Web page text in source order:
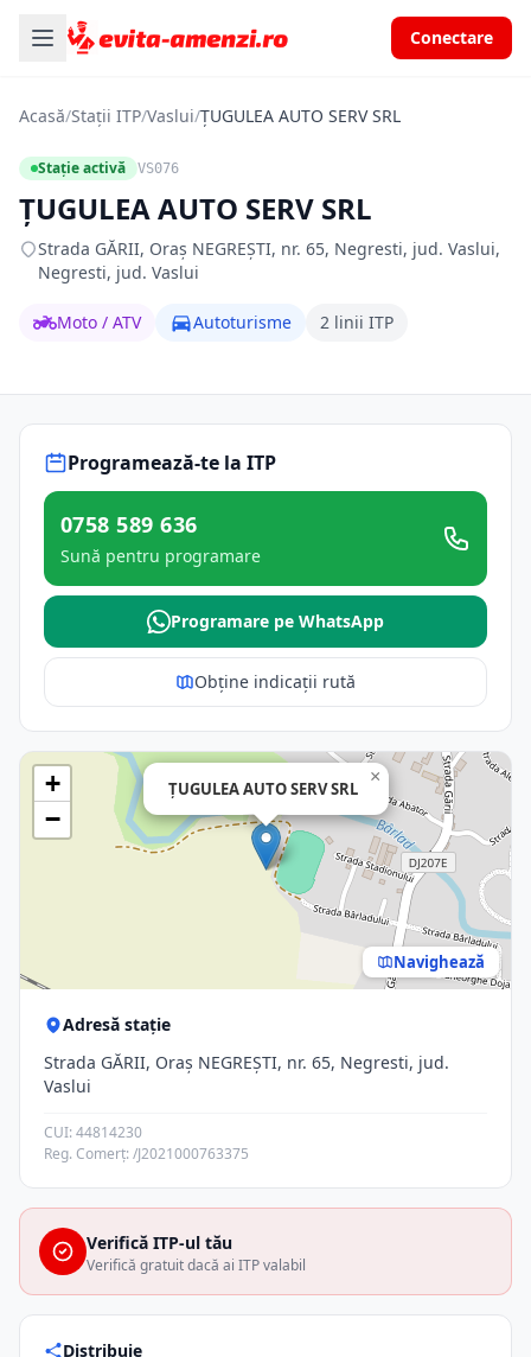
Conectare
Acasă/Stații ITP/Vaslui/ŢUGULEA AUTO SERV SRL
Stație activă VS076
ŢUGULEA AUTO SERV SRL
Strada GĂRII, Oraş NEGREŞTI, nr. 65, Negresti, jud. Vaslui,
Negresti, jud. Vaslui
Moto / ATV Autoturisme 2 linii ITP
Programează-te la ITP
0758 589 636
Sună pentru programare
Programare pe WhatsApp
Obține indicații rută
ŢUGULEA AUTO SERV SRL
×
+
−
Navighează
Adresă stație
Strada GĂRII, Oraş NEGREŞTI, nr. 65, Negresti, jud.
Vaslui
CUI: 44814230
Reg. Comerț: /J2021000763375
Verifică ITP-ul tău
Verifică gratuit dacă ai ITP valabil
Distribuie